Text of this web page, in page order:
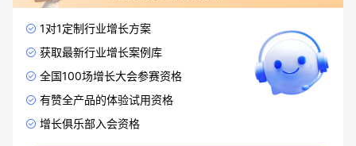
1对1定制行业增长方案
获取最新行业增长案例库
全国100场增长大会参赛资格
有赞全产品的体验试用资格
增长俱乐部入会资格